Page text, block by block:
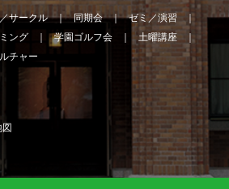
サークル 同期会
ゼミ／演習
ング 学園ゴルフ会
土曜講座
チャー